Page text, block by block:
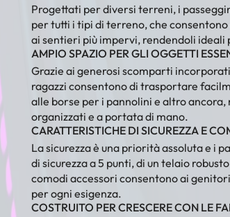
Progettati per diversi terreni, i
per tutti i tipi di terreno, che
ai sentieri più impervi, rendendoli ideali
AMPIO SPAZIO PER GLI OGGETTI
Grazie ai generosi scomparti
ragazzi consentono di trasportare
alle borse per i pannolini e altro
organizzati e a portata di mano.
CARATTERISTICHE DI SICUREZZA E
La sicurezza è una priorità assoluta e i
di sicurezza a 5 punti, di un telaio
comodi accessori consentono ai
per ogni esigenza.
COSTRUITO PER CRESCERE CON LE